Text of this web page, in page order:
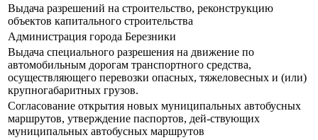
Выдача разрешений на строительство, реконструкцию
объектов капитального строительства
Администрация города Березники
Выдача специального разрешения на движение по
автомобильным дорогам транспортного средства,
осуществляющего перевозки опасных, тяжеловесных и (или)
крупногабаритных грузов.
Согласование открытия новых муниципальных автобусных
маршрутов, утверждение паспортов, дей-ствующих
муниципальных автобусных маршрутов